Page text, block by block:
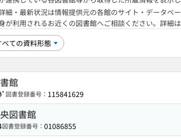
細・最新状況は情報提供元の各館のサイト・データベ
が利用されるお近くの図書館へご相談ください。詳細は
館
図書登録番号： 115841629
図書館
図書登録番号： 01086855